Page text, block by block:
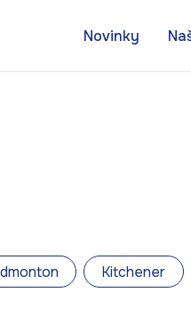
Novinky
Kitchener